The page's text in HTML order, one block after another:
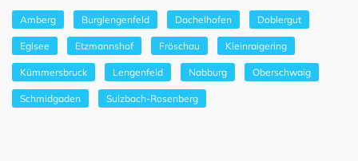
Amberg Burglengenfeld Dachelhofen Doblergut
Eglsee Etzmannshof Fröschau Kleinraigering
Kümmersbruck Lengenfeld Nabburg Oberschwaig
Schmidgaden Sulzbach-Rosenberg